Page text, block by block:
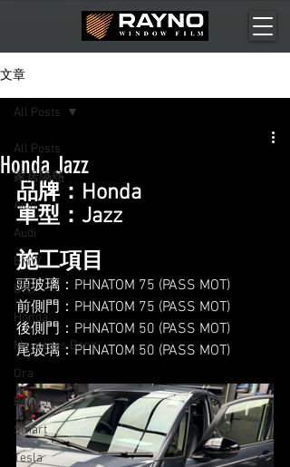
文章
All Posts
家居隔熱
Aion
Audi
BMW
BYD
Honda
Mercedes Benz
Ora
Porsche
Smart
Tesla
All Posts
Honda Jazz
品牌：Honda
車型：Jazz
施工項目
頭玻璃：PHNATOM 75 (PASS MOT)
前側門：PHNATOM 75 (PASS MOT)
後側門：PHNATOM 50 (PASS MOT)
尾玻璃：PHNATOM 50 (PASS MOT)